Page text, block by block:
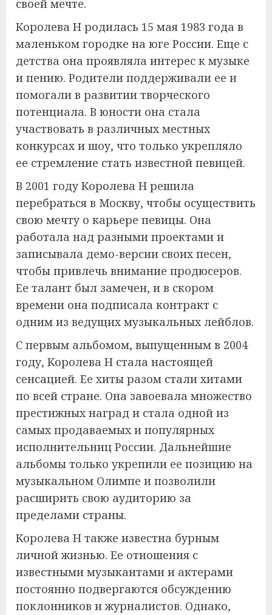
своей мечте.
Королева Н родилась 15 мая 1983 года в
маленьком городке на юге России. Еще с
детства она проявляла интерес к музыке
и пению. Родители поддерживали ее и
помогали в развитии творческого
потенциала. В юности она стала
участвовать в различных местных
конкурсах и шоу, что только укрепляло
ее стремление стать известной певицей.
В 2001 году Королева Н решила
перебраться в Москву, чтобы осуществить
свою мечту о карьере певицы. Она
работала над разными проектами и
записывала демо-версии своих песен,
чтобы привлечь внимание продюсеров.
Ее талант был замечен, и в скором
времени она подписала контракт с
одним из ведущих музыкальных лейблов.
С первым альбомом, выпущенным в 2004
году, Королева Н стала настоящей
сенсацией. Ее хиты разом стали хитами
по всей стране. Она завоевала множество
престижных наград и стала одной из
самых продаваемых и популярных
исполнительниц России. Дальнейшие
альбомы только укрепили ее позицию на
музыкальном Олимпе и позволили
расширить свою аудиторию за
пределами страны.
Королева Н также известна бурным
личной жизнью. Ее отношения с
известными музыкантами и актерами
постоянно подвергаются обсуждению
поклонников и журналистов. Однако,